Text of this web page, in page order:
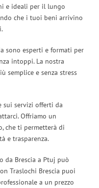
e ideali per il lungo
che i tuoi beni arrivino
sono esperti e formati per
intoppi. La nostra
semplice e senza stress
sui servizi offerti da
Offriamo un
che ti permetterà di
e trasparenza.
da Brescia a Ptuj può
Traslochi Brescia puoi
a un prezzo